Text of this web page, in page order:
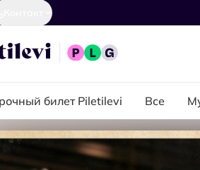
билет Piletilevi Все